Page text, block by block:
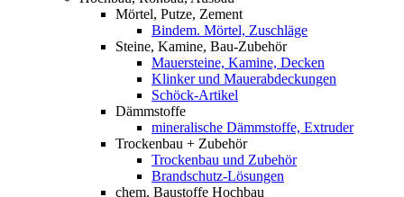
Mörtel, Putze, Zement
Bindem. Mörtel, Zuschläge
Steine, Kamine, Bau-Zubehör
Mauersteine, Kamine, Decken
Klinker und Mauerabdeckungen
Schöck-Artikel
Dämmstoffe
mineralische Dämmstoffe, Extruder
Trockenbau + Zubehör
Trockenbau und Zubehör
Brandschutz-Lösungen
chem. Baustoffe Hochbau